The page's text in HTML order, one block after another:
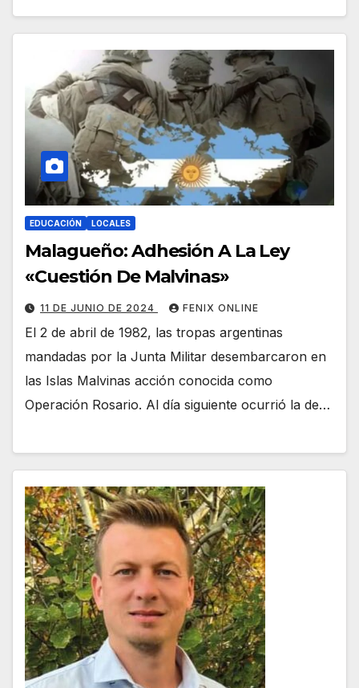
EDUCACIÓN LOCALES
Malagueño: Adhesión A La Ley
«Cuestión De Malvinas»
11 DE JUNIO DE 2024 FENIX ONLINE
El 2 de abril de 1982, las tropas argentinas
mandadas por la Junta Militar desembarcaron en
las Islas Malvinas acción conocida como
Operación Rosario. Al día siguiente ocurrió la de…